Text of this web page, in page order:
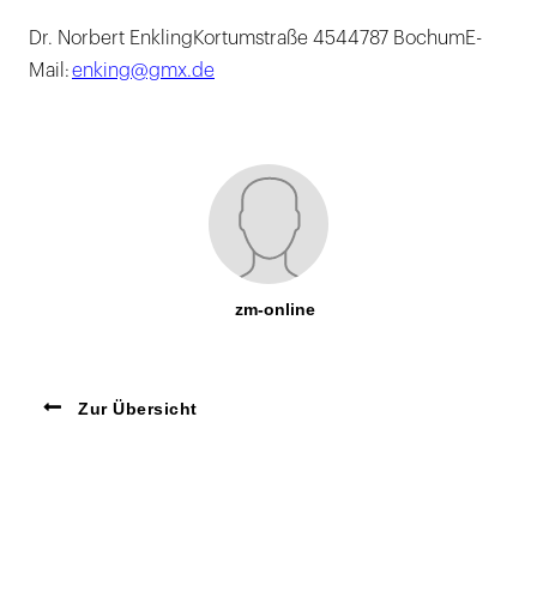
Dr. Norbert EnklingKortumstraße 4544787 BochumE-
Mail:enking@gmx.de
zm-online
Zur Übersicht